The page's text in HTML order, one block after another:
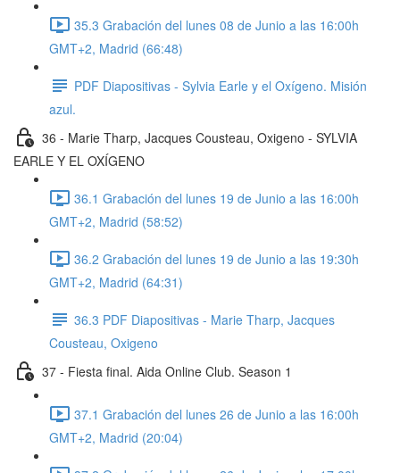
35.3 Grabación del lunes 08 de Junio a las 16:00h
GMT+2, Madrid (66:48)
PDF Diapositivas - Sylvia Earle y el Oxígeno. Misión
azul.
36 - Marie Tharp, Jacques Cousteau, Oxigeno - SYLVIA
EARLE Y EL OXÍGENO
36.1 Grabación del lunes 19 de Junio a las 16:00h
GMT+2, Madrid (58:52)
36.2 Grabación del lunes 19 de Junio a las 19:30h
GMT+2, Madrid (64:31)
36.3 PDF Diapositivas - Marie Tharp, Jacques
Cousteau, Oxigeno
37 - Fiesta final. Aida Online Club. Season 1
37.1 Grabación del lunes 26 de Junio a las 16:00h
GMT+2, Madrid (20:04)